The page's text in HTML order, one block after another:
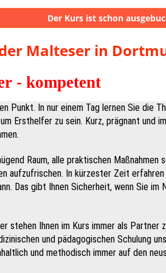
Der Kurs ist schon
Malteser in
- kompetent
Punkt. In nur einem Tag lernen Sie die
Ersthelfer zu sein. Kurz, prägnant und
Raum, alle praktischen Maßnahmen
aufzufrischen. In kürzester Zeit
Das gibt Ihnen Sicherheit, wenn Sie im
stehen Ihnen im Kurs immer als Partner
und pädagogischen Schulung
und methodisch immer auf den